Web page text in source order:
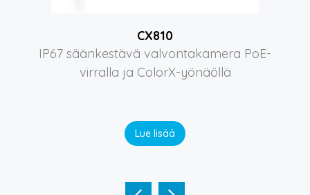
CX810
IP67 säänkestävä valvontakamera PoE-
virralla ja ColorX-yönäöllä
Lue lisää